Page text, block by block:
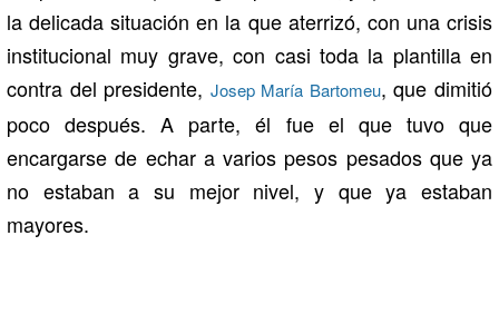
la delicada situación en la que aterrizó, con una crisis
institucional muy grave, con casi toda la plantilla en
contra del presidente, Josep María Bartomeu, que dimitió
poco después. A parte, él fue el que tuvo que
encargarse de echar a varios pesos pesados que ya
no estaban a su mejor nivel, y que ya estaban
mayores.